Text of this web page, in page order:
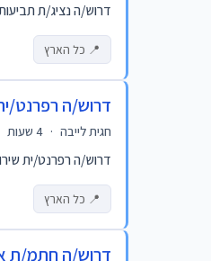
דרוש/ה נציג/ת תביעות (רכב, דירה
📍 כל הארץ
דרוש/ה רפרנט/ית
חגית לייבה ·
דרוש/ה רפרנט/ית שירות לקוחות וגבייה
📍 כל הארץ
דרוש/ה חתמ/ת